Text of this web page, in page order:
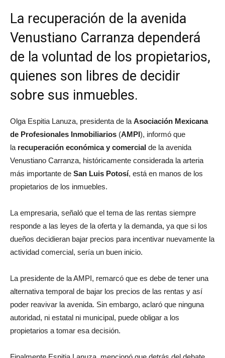
La recuperación de la avenida
Venustiano Carranza dependerá
de la voluntad de los propietarios,
quienes son libres de decidir
sobre sus inmuebles.
Olga Espitia Lanuza, presidenta de la Asociación Mexicana
de Profesionales Inmobiliarios (AMPI), informó que
la recuperación económica y comercial de la avenida
Venustiano Carranza, históricamente considerada la arteria
más importante de San Luis Potosí, está en manos de los
propietarios de los inmuebles.
La empresaria, señaló que el tema de las rentas siempre
responde a las leyes de la oferta y la demanda, ya que si los
dueños decidieran bajar precios para incentivar nuevamente la
actividad comercial, sería un buen inicio.
La presidente de la AMPI, remarcó que es debe de tener una
alternativa temporal de bajar los precios de las rentas y así
poder reavivar la avenida. Sin embargo, aclaró que ninguna
autoridad, ni estatal ni municipal, puede obligar a los
propietarios a tomar esa decisión.